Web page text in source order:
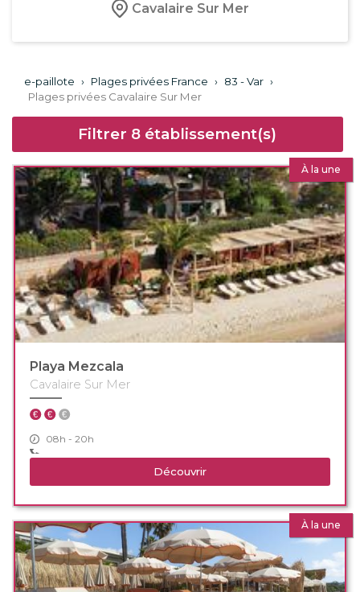
Cavalaire Sur Mer
e-paillote › Plages privées France › 83 - Var ›
Plages privées Cavalaire Sur Mer
Filtrer 8 établissement(s)
À la une
Playa Mezcala
Cavalaire Sur Mer
08h - 20h
Découvrir
À la une